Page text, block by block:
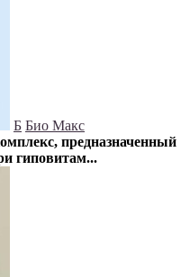
Б Био Макс
предназначенный
гиповитам...